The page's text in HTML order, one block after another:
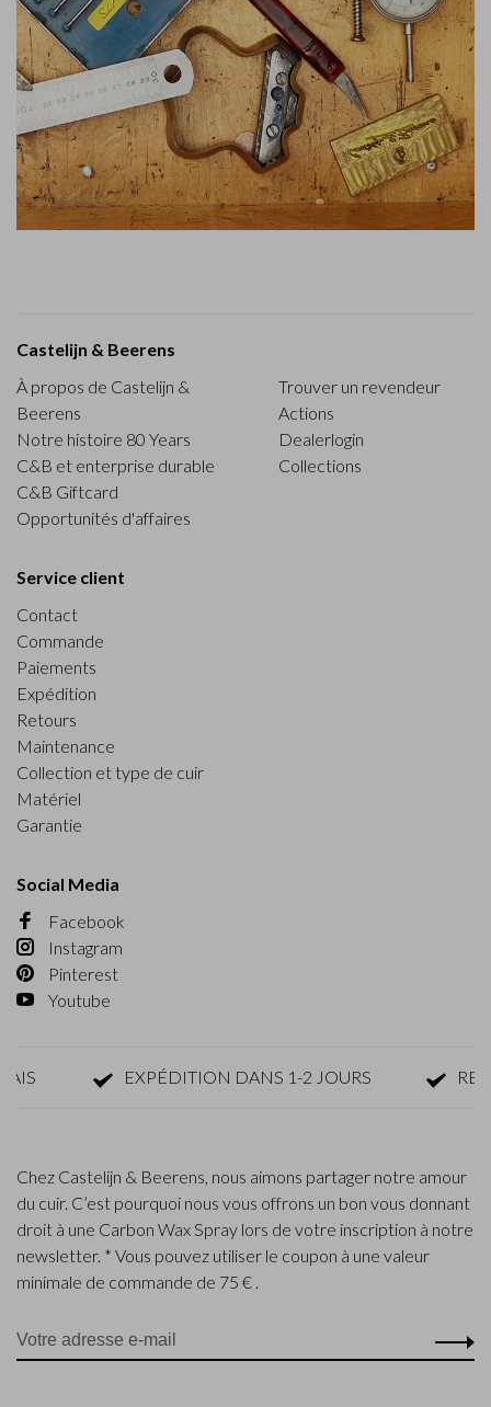
Castelijn & Beerens
À propos de Castelijn &
Beerens
Notre histoire 80 Years
C&B et enterprise durable
C&B Giftcard
Opportunités d'affaires
Trouver un revendeur
Actions
Dealerlogin
Collections
Service client
Contact
Commande
Paiements
Expédition
Retours
Maintenance
Collection et type de cuir
Matériel
Garantie
Social Media
Facebook
Instagram
Pinterest
Youtube
EXPÉDITION DANS 1-2 JOURS
Chez Castelijn & Beerens, nous aimons partager notre amour
du cuir. C’est pourquoi nous vous offrons un bon vous donnant
droit à une Carbon Wax Spray lors de votre inscription à notre
newsletter. * Vous pouvez utiliser le coupon à une valeur
minimale de commande de 75 € .